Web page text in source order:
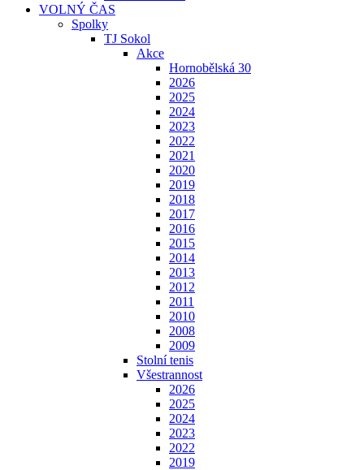
VOLNÝ ČAS
Spolky
TJ Sokol
Akce
Hornobělská 30
2026
2025
2024
2023
2022
2021
2020
2019
2018
2017
2016
2015
2014
2013
2012
2011
2010
2008
2009
Stolní tenis
Všestrannost
2026
2025
2024
2023
2022
2019